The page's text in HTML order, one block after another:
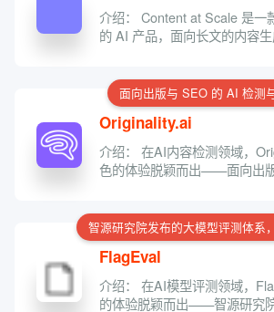
介绍： Content at Scale 是一
的 AI 产品，面向长文的内容
面向出版与 SEO 的 AI 检测
Originality.ai
介绍： 在AI内容检测领域，
色的体验脱颖而出——面向出
智源研究院发布的大模型评测体系
FlagEval
介绍： 在AI模型评测领域，
的体验脱颖而出——智源研究